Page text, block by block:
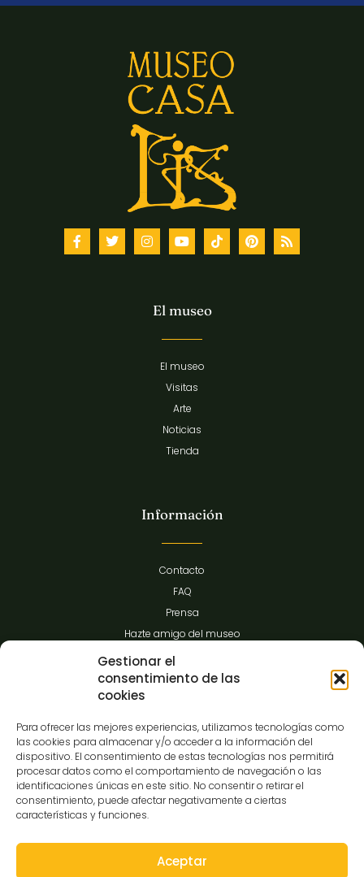
Gestionar el
consentimiento de las
cookies
Para ofrecer las mejores experiencias, utilizamos tecnologías como
las cookies para almacenar y/o acceder a la información del
dispositivo. El consentimiento de estas tecnologías nos permitirá
procesar datos como el comportamiento de navegación o las
identificaciones únicas en este sitio. No consentir o retirar el
consentimiento, puede afectar negativamente a ciertas
características y funciones.
Aceptar
El museo
El museo
Visitas
Arte
Noticias
Tienda
Información
Contacto
FAQ
Prensa
Hazte amigo del museo
Transparencia
C/Gibraltar,14
37008-Salamanca